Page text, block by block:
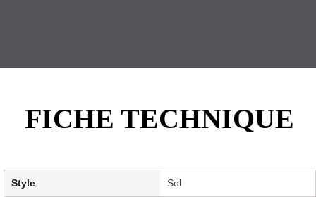
FICHE TECHNIQUE
Style Sol